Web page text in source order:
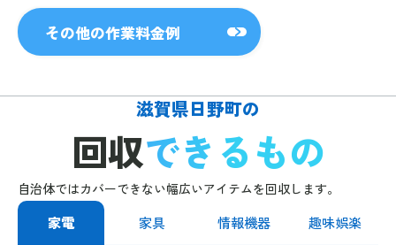
その他の作業料金例
滋賀県日野町の
回収できるもの
自治体ではカバーできない幅広いアイテムを回収します。
家電 家具 情報機器 趣味娯楽